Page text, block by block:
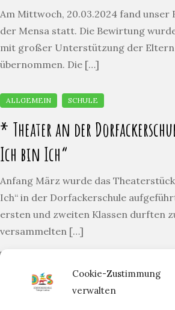
Cookie-Zustimmung
verwalten
Am Mittwoch, 20.03.2024 fand unser
der Mensa statt. Die Bewirtung
mit großer Unterstützung der Eltern
übernommen. Die […]
* Theater an der
Ich bin Ich“
Anfang März wurde das
Ich“ in der Dorfackerschule
ersten und zweiten Klassen durften
versammelten […]
Bürozeiten Sekretariat:
Mo-Fr 08:30 – 12:00 Uhr